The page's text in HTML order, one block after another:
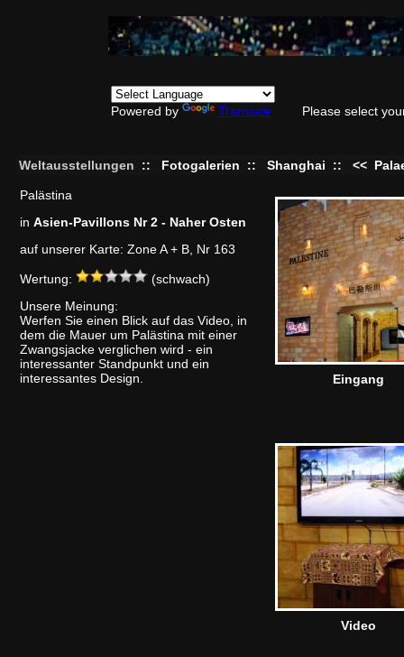
Powered by Translate Please select
Weltausstellungen :: Fotogalerien :: Shanghai :: <<
Palästina
in Asien-Pavillons Nr 2 - Naher Osten
auf unserer Karte: Zone A + B, Nr 163
Wertung:
(schwach)
Unsere Meinung:
Werfen Sie einen Blick auf das Video, in
dem die Mauer um Palästina mit einer
Zwangsjacke verglichen wird - ein
interessanter Standpunkt und ein
interessantes Design.
Eingang
Video